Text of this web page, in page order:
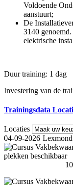
Voldoende
aanstuurt;
De
3140
elektrische
Duur training: 1 dag
Investering van de
Trainingsdata
Locaties
04-09-2026 Lexmond